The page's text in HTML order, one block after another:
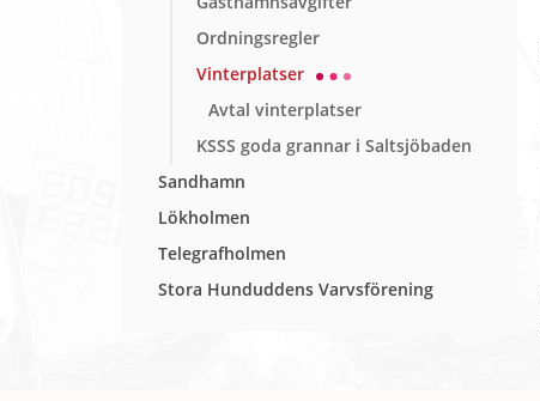
Ordningsregler
Vinterplatser
Avtal vinterplatser
KSSS goda grannar i Saltsjöbaden
Sandhamn
Lökholmen
Telegrafholmen
Stora Hunduddens Varvsförening